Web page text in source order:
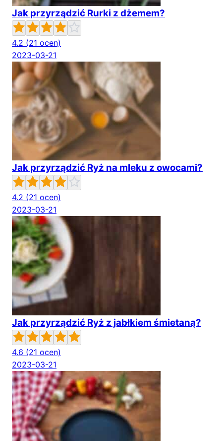
Jak przyrządzić Rurki z dżemem?
4.2 (21 ocen)
2023-03-21
Jak przyrządzić Ryż na mleku z owocami?
4.2 (21 ocen)
2023-03-21
Jak przyrządzić Ryż z jabłkiem śmietaną?
4.6 (21 ocen)
2023-03-21